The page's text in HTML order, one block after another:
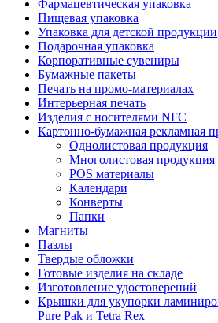
Фармацевтическая упаковка
Пищевая упаковка
Упаковка для детской продукции
Подарочная упаковка
Корпоративные сувениры
Бумажные пакеты
Печать на промо-материалах
Интерьерная печать
Изделия с носителями NFC
Картонно-бумажная рекламная
Однолистовая продукция
Многолистовая продукция
POS материалы
Календари
Конверты
Папки
Магниты
Пазлы
Твердые обложки
Готовые изделия на складе
Изготовление удостоверений
Крышки для укупорки
Pure Pak и Tetra Rex